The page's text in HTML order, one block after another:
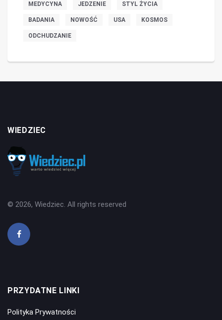
MEDYCYNA JEDZENIE STYL ŻYCIA
BADANIA NOWOŚĆ USA KOSMOS
ODCHUDZANIE
WIEDZIEC
© 2026, Wiedziec. All rights reserved
PRZYDATNE LINKI
Polityka Prywatności